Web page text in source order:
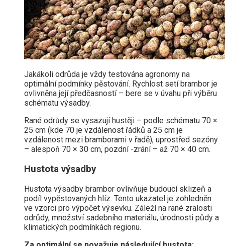
Jakákoli odrůda je vždy testována agronomy na
optimální podmínky pěstování. Rychlost setí brambor je
ovlivněna její předčasností – bere se v úvahu při výběru
schématu výsadby.
Rané odrůdy se vysazují hustěji – podle schématu 70 ×
25 cm (kde 70 je vzdálenost řádků a 25 cm je
vzdálenost mezi bramborami v řadě), uprostřed sezóny
– alespoň 70 × 30 cm, pozdní -zrání – až 70 × 40 cm.
Hustota výsadby
Hustota výsadby brambor ovlivňuje budoucí sklizeň a
podíl vypěstovaných hlíz. Tento ukazatel je zohledněn
ve vzorci pro výpočet výsevku. Záleží na rané zralosti
odrůdy, množství sadebního materiálu, úrodnosti půdy a
klimatických podmínkách regionu.